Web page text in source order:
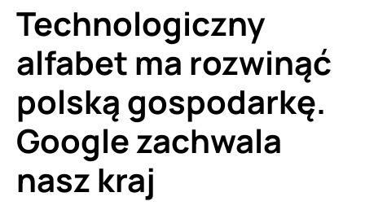
Technologiczny
alfabet ma rozwinąć
polską gospodarkę.
Google zachwala
nasz kraj